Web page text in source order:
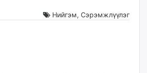
Нийгэм, Сэрэмжлүүлэг